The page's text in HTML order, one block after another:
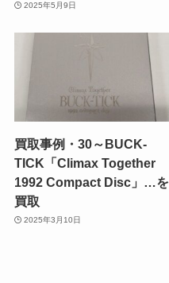
2025年5月9日
買取事例・30～BUCK-
TICK「Climax Together
1992 Compact Disc」…を
買取
2025年3月10日